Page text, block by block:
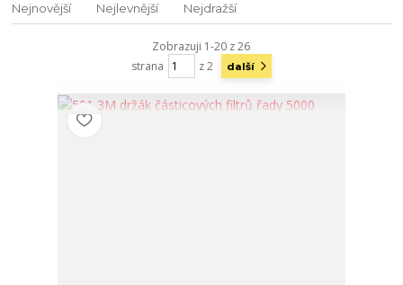
Nejnovější Nejlevnější Nejdražší
Zobrazuji 1-20 z 26
strana
z 2 další